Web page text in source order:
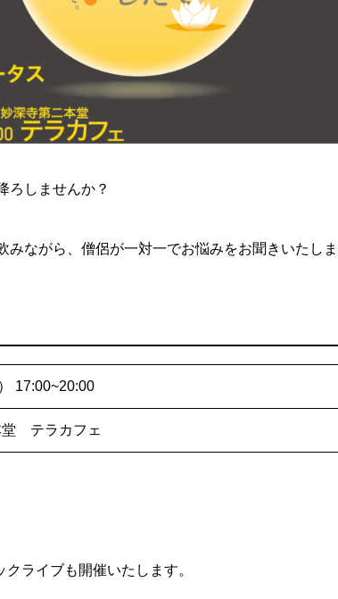
ろしませんか？
みながら、僧侶が一対一でお悩みをお聞きいたし
17:00~20:00
堂 テラカフェ
ライブも開催いたします。